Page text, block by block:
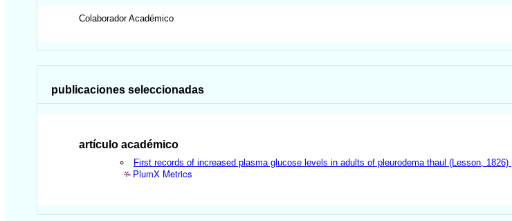
Colaborador Académico
publicaciones seleccionadas
artículo académico
First records of increased plasma glucose levels in adults of pleurodema thaul (Lesson,
PlumX Metrics